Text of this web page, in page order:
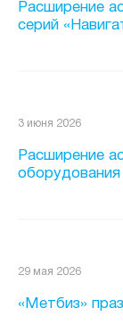
Расширение
серий
3 июня 2026
Расширение
оборудования
29 мая 2026
«Метбиз»